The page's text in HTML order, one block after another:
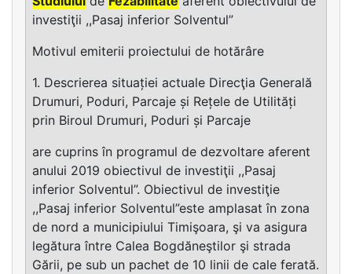
investiţii ,,Pasaj inferior Solventul”
Motivul emiterii proiectului de hotărâre
1. Descrierea situației actuale Direcţia Generală
Drumuri, Poduri, Parcaje și Rețele de Utilități
prin Biroul Drumuri, Poduri și Parcaje
are cuprins în programul de dezvoltare aferent
anului 2019 obiectivul de investiţii ,,Pasaj
inferior Solventul”. Obiectivul de investiţie
,,Pasaj inferior Solventul”este amplasat în zona
de nord a municipiului Timişoara, şi va asigura
legătura între Calea Bogdăneştilor şi strada
Gării, pe sub un pachet de 10 linii de cale ferată.